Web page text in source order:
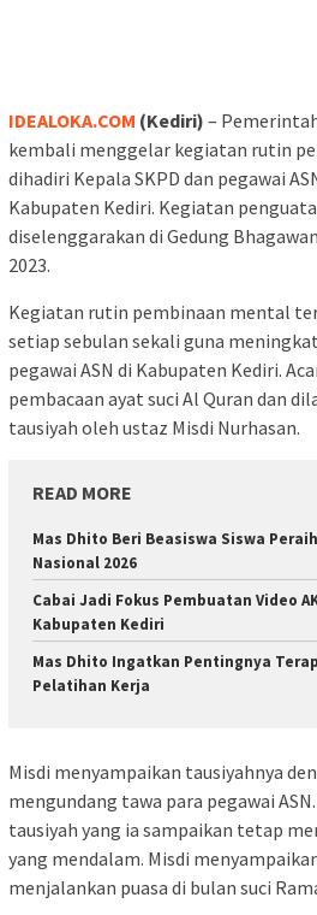
IDEALOKA.COM (Kediri) –
kembali menggelar kegiatan rutin
dihadiri Kepala SKPD dan pegawai
Kabupaten Kediri. Kegiatan
diselenggarakan di Gedung
2023.
Kegiatan rutin pembinaan mental
setiap sebulan sekali guna
pegawai ASN di Kabupaten Kediri.
pembacaan ayat suci Al Quran dan
tausiyah oleh ustaz Misdi Nurhasan.
READ MORE
Mas Dhito Beri Beasiswa Siswa
Nasional 2026
Cabai Jadi Fokus Pembuatan Video
Kabupaten Kediri
Mas Dhito Ingatkan Pentingnya
Pelatihan Kerja
Misdi menyampaikan tausiyahnya
mengundang tawa para pegawai
tausiyah yang ia sampaikan tetap
yang mendalam. Misdi
menjalankan puasa di bulan suci